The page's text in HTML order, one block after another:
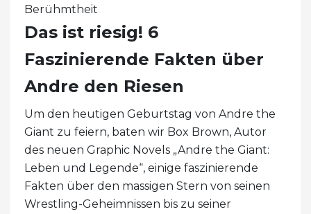
Berühmtheit
Das ist riesig! 6
Faszinierende Fakten über
Andre den Riesen
Um den heutigen Geburtstag von Andre the
Giant zu feiern, baten wir Box Brown, Autor
des neuen Graphic Novels „Andre the Giant:
Leben und Legende“, einige faszinierende
Fakten über den massigen Stern von seinen
Wrestling-Geheimnissen bis zu seiner